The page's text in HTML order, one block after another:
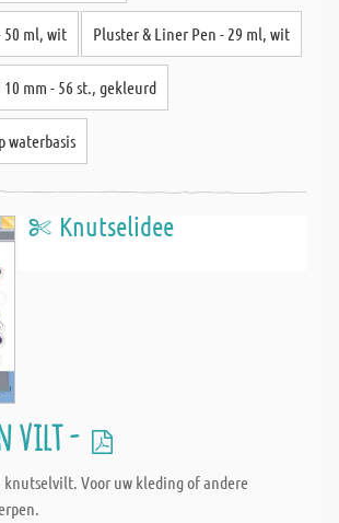
ml, wit Pluster & Liner Pen - 29 ml, wit
mm - 56 st., gekleurd
waterbasis
Knutselidee
vilt -
knutselvilt. Voor uw kleding of andere